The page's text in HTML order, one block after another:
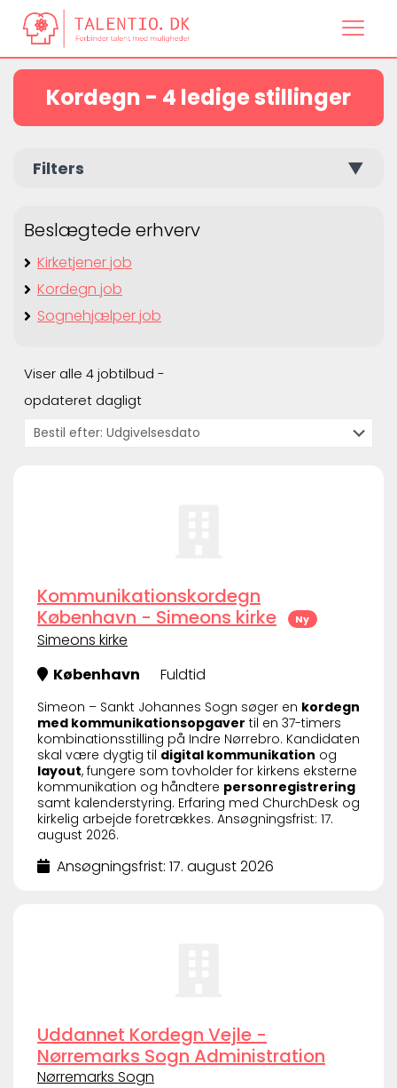
Kordegn - 4 ledige stillinger
Filters ▼
Beslægtede erhverv
Kirketjener job
Kordegn job
Sognehjælper job
Viser alle 4 jobtilbud -
opdateret dagligt
Kommunikationskordegn
København - Simeons kirke
Ny
Simeons kirke
København
Fuldtid
Simeon – Sankt Johannes Sogn søger en kordegn
med kommunikationsopgaver til en 37-timers
kombinationsstilling på Indre Nørrebro. Kandidaten
skal være dygtig til digital kommunikation og
layout, fungere som tovholder for kirkens eksterne
kommunikation og håndtere personregistrering
samt kalenderstyring. Erfaring med ChurchDesk og
kirkelig arbejde foretrækkes. Ansøgningsfrist: 17.
august 2026.
Ansøgningsfrist: 17. august 2026
Uddannet Kordegn Vejle -
Nørremarks Sogn Administration
Nørremarks Sogn